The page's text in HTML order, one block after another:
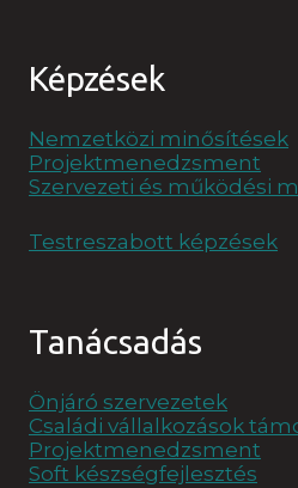
Képzések
Nemzetközi minősítések
Projektmenedzsment
Szervezeti és működési
Testreszabott képzések
Tanácsadás
Önjáró szervezetek
Családi vállalkozások
Projektmenedzsment
Soft készségfejlesztés